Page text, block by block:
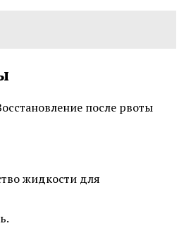
после рвоты
жидкости для